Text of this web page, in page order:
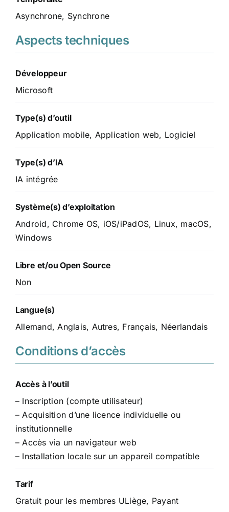
Asynchrone, Synchrone
Aspects techniques
Développeur
Microsoft
Type(s) d’outil
Application mobile, Application web, Logiciel
Type(s) d’IA
IA intégrée
Système(s) d’exploitation
Android, Chrome OS, iOS/iPadOS, Linux, macOS,
Windows
Libre et/ou Open Source
Non
Langue(s)
Allemand, Anglais, Autres, Français, Néerlandais
Conditions d’accès
Accès à l’outil
– Inscription (compte utilisateur)
– Acquisition d’une licence individuelle ou
institutionnelle
– Accès via un navigateur web
– Installation locale sur un appareil compatible
Tarif
Gratuit pour les membres ULiège, Payant